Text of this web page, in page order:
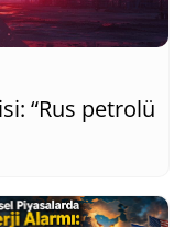
“Rus petrolü